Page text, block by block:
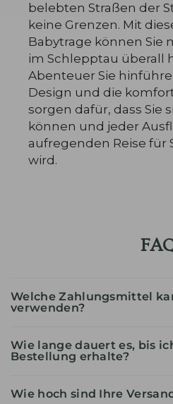
belebten Straßen der
keine Grenzen. Mit
Babytrage können Sie
im Schlepptau überall
Abenteuer Sie
Design und die
sorgen dafür, dass Sie
können und jeder
aufregenden Reise für
wird.
Welche Zahlungsmittel
verwenden?
Wie lange dauert es, bis
Bestellung erhalte?
Wie hoch sind Ihre